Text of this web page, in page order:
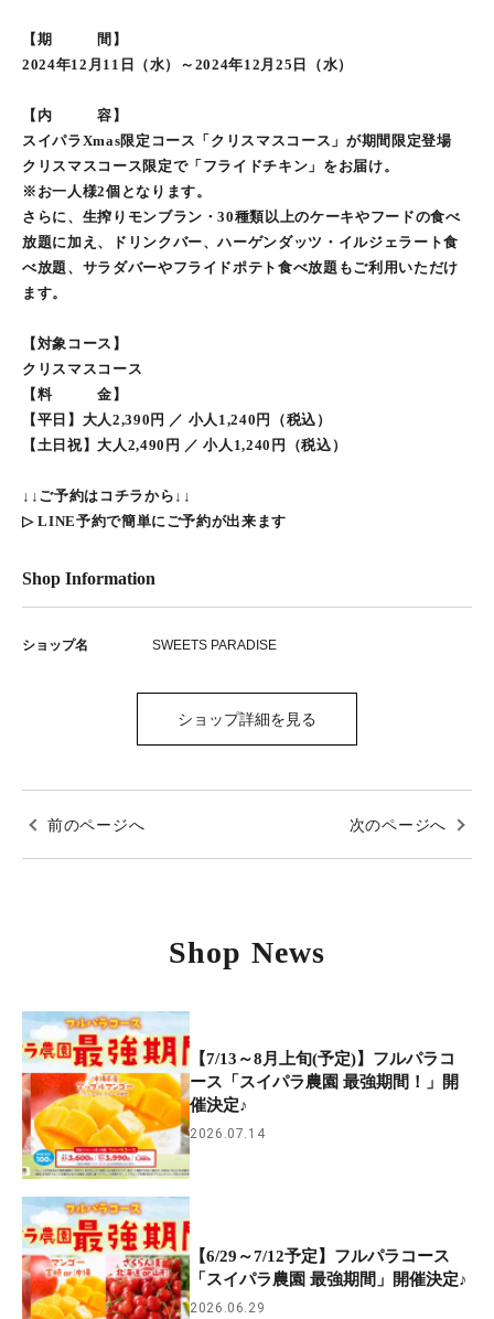
【期 間】
2024年12月11日（水）～2024年12月25日（水）
【内 容】
スイパラXmas限定コース「クリスマスコース」が期間限定登場
クリスマスコース限定で「フライドチキン」をお届け。
※お一人様2個となります。
さらに、生搾りモンブラン・30種類以上のケーキやフードの食べ
放題に加え、ドリンクバー、ハーゲンダッツ・イルジェラート食
べ放題、サラダバーやフライドポテト食べ放題もご利用いただけ
ます。
【対象コース】
クリスマスコース
【料 金】
【平日】⼤⼈2,390円 ／ ⼩⼈1,240円（税込）
【土日祝】⼤⼈2,490円 ／ ⼩⼈1,240円（税込）
↓↓ご予約はコチラから↓↓
▷ LINE予約で簡単にご予約が出来ます
Shop Information
ショップ名 SWEETS PARADISE
ショップ詳細を見る
前のページへ 次のページへ
Shop News
【7/13～8月上旬(予定)】フルパラコ
ース「スイパラ農園 最強期間！」開
催決定♪
2026.07.14
【6/29～7/12予定】フルパラコース
「スイパラ農園 最強期間」開催決定♪
2026.06.29